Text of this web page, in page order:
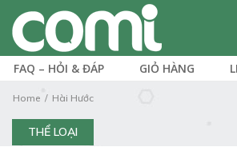
FAQ – HỎI & ĐÁP GIỎ HÀNG
Home Hài Hước
THỂ LOẠI